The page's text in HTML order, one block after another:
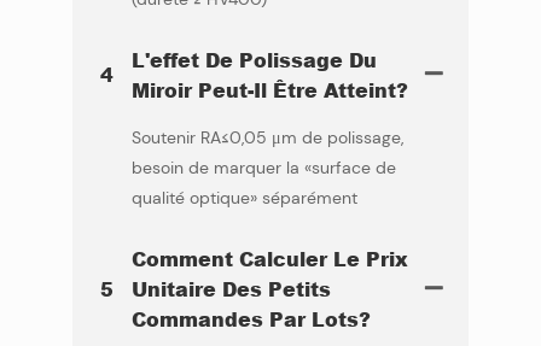
4
L'effet De Polissage Du
Miroir Peut-Il Être Atteint?
Soutenir RA≤0,05 μm de polissage,
besoin de marquer la «surface de
qualité optique» séparément
5
Comment Calculer Le Prix
Unitaire Des Petits
Commandes Par Lots?